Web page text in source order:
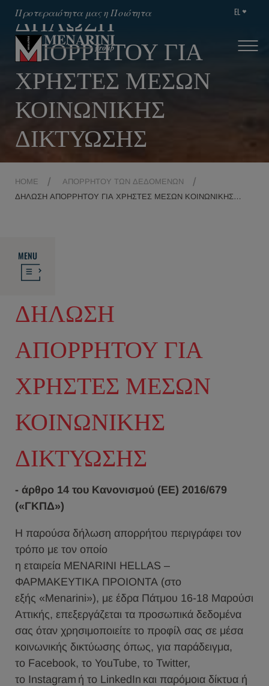
Προτεραιότητα μας η Ποιότητα EL
ΔΗΛΩΣΗ
ΑΠΟΡΡΗΤΟΥ ΓΙΑ
ΧΡΗΣΤΕΣ ΜΕΣΩΝ
ΚΟΙΝΩΝΙΚΗΣ
ΔΙΚΤΥΩΣΗΣ
HOME
ΑΠΟΡΡΉΤΟΥ ΤΩΝ ΔΕΔΟΜΈΝΩΝ
ΔΗΛΩΣΗ ΑΠΟΡΡΗΤΟΥ ΓΙΑ ΧΡΗΣΤΕΣ ΜΕΣΩΝ ΚΟΙΝΩΝΙΚΗΣ
MENU
ΔΗΛΩΣΗ
ΑΠΟΡΡΗΤΟΥ ΓΙΑ
ΧΡΗΣΤΕΣ ΜΕΣΩΝ
ΚΟΙΝΩΝΙΚΗΣ
ΔΙΚΤΥΩΣΗΣ
- άρθρο 14 του Κανονισμού (ΕΕ) 2016/679
(«ΓΚΠΔ»)
Η παρούσα δήλωση απορρήτου περιγράφει τον
τρόπο με τον οποίο
η εταιρεία ΜΕΝΑRINI HELLAS –
ΦΑΡΜΑΚΕΥΤΙΚΑ ΠΡΟΙΟΝΤΑ (στο
εξής «Menarini»), με έδρα Πάτμου 16-18 Μαρούσι
Αττικής, επεξεργάζεται τα προσωπικά δεδομένα
σας όταν χρησιμοποιείτε το προφίλ σας σε μέσα
κοινωνικής δικτύωσης όπως, για παράδειγμα,
το Facebook, το YouTube, το Twitter,
το Instagram ή το LinkedIn και παρόμοια δίκτυα ή